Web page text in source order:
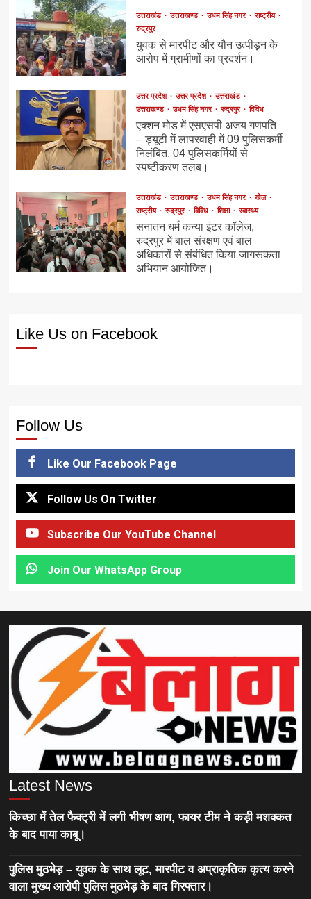
उत्तराखंड उत्तराखण्ड उधम सिंह नगर
राष्ट्रीय
रुद्रपुर
युवक से मारपीट और यौन उत्पीड़न के
आरोप में ग्रामीणों का प्रदर्शन।
उत्तर प्रदेश उत्तर प्रदेश
उत्तराखंड
उत्तराखण्ड
उधम सिंह नगर रुद्रपुर विविध
एक्शन मोड में एसएसपी अजय गणपति
– ड्यूटी में लापरवाही में 09 पुलिसकर्मी
निलंबित, 04 पुलिसकर्मियों से
स्पष्टीकरण तलब।
उत्तराखंड उत्तराखण्ड उधम सिंह नगर
खेल
राष्ट्रीय
रुद्रपुर विविध शिक्षा स्वास्थ्य
सनातन धर्म कन्या इंटर कॉलेज,
रुद्रपुर में बाल संरक्षण एवं बाल
अधिकारों से संबंधित किया जागरूकता
अभियान आयोजित।
Like Us on Facebook
Follow Us
Like Our Facebook Page
Follow Us On Twitter
Subscribe Our YouTube Channel
Join Our WhatsApp Group
Latest News
किच्छा में तेल फैक्ट्री में लगी भीषण आग, फायर टीम ने कड़ी मशक्कत
के बाद पाया काबू।
पुलिस मुठभेड़ – युवक के साथ लूट, मारपीट व अप्राकृतिक कृत्य करने
वाला मुख्य आरोपी पुलिस मुठभेड़ के बाद गिरफ्तार।